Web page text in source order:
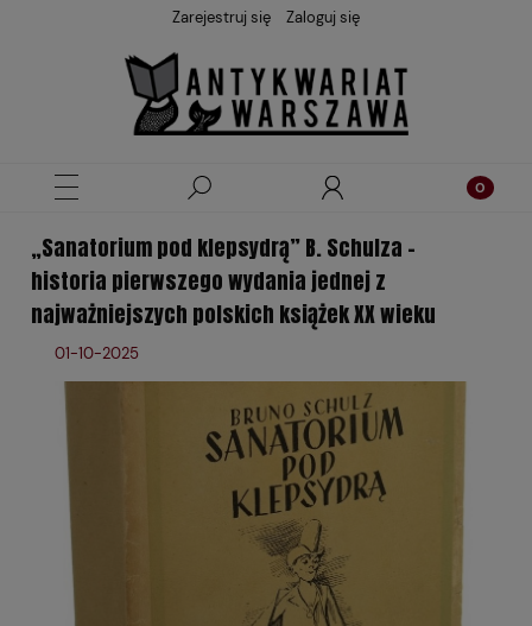
Zarejestruj się Zaloguj się
„Sanatorium pod klepsydrą” B. Schulza –
historia pierwszego wydania jednej z
najważniejszych polskich książek XX wieku
01-10-2025